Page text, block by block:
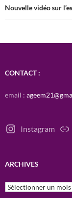
Nouvelle vidéo sur
CONTACT :
email :
Instagram
ARCHIVES
Archives